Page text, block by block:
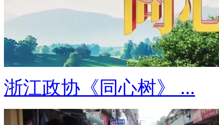
浙江政协《同心树》 ...